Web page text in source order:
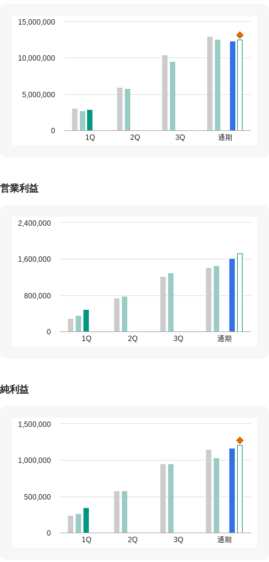
1Q 2Q 3Q 通期
0
5,000,000
10,000,000
15,000,000
営業利益
1Q 2Q 3Q 通期
0
800,000
1,600,000
2,400,000
純利益
1Q 2Q 3Q 通期
0
500,000
1,000,000
1,500,000